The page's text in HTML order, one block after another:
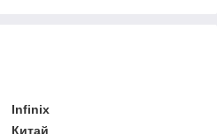
Infinix
Китай